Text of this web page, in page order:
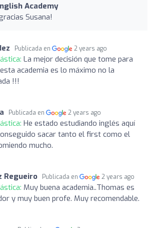
Academy
Susana!
Publicada en 2 years ago
La mejor decisión que tome para
academia es lo máximo no la
!!!
Publicada en 2 years ago
He estado estudiando inglés aquí
sacar tanto el first como el
mucho.
Regueiro Publicada en 2 years ago
Muy buena academia..Thomas es
y muy buen profe. Muy recomendable.